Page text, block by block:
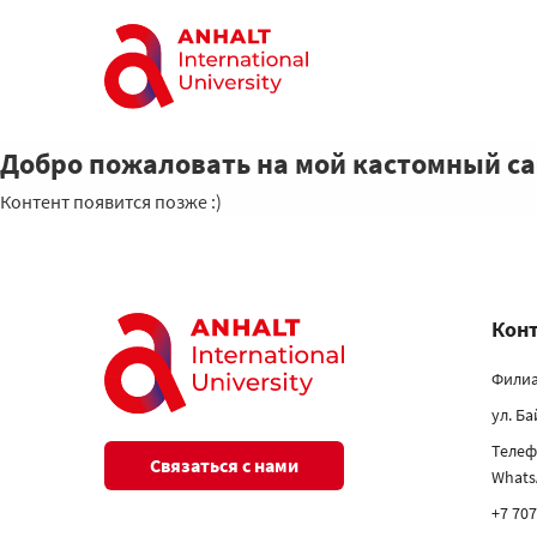
Добро пожаловать на мой кастомный
Контент появится позже :)
Связаться с нами
ул.
+7